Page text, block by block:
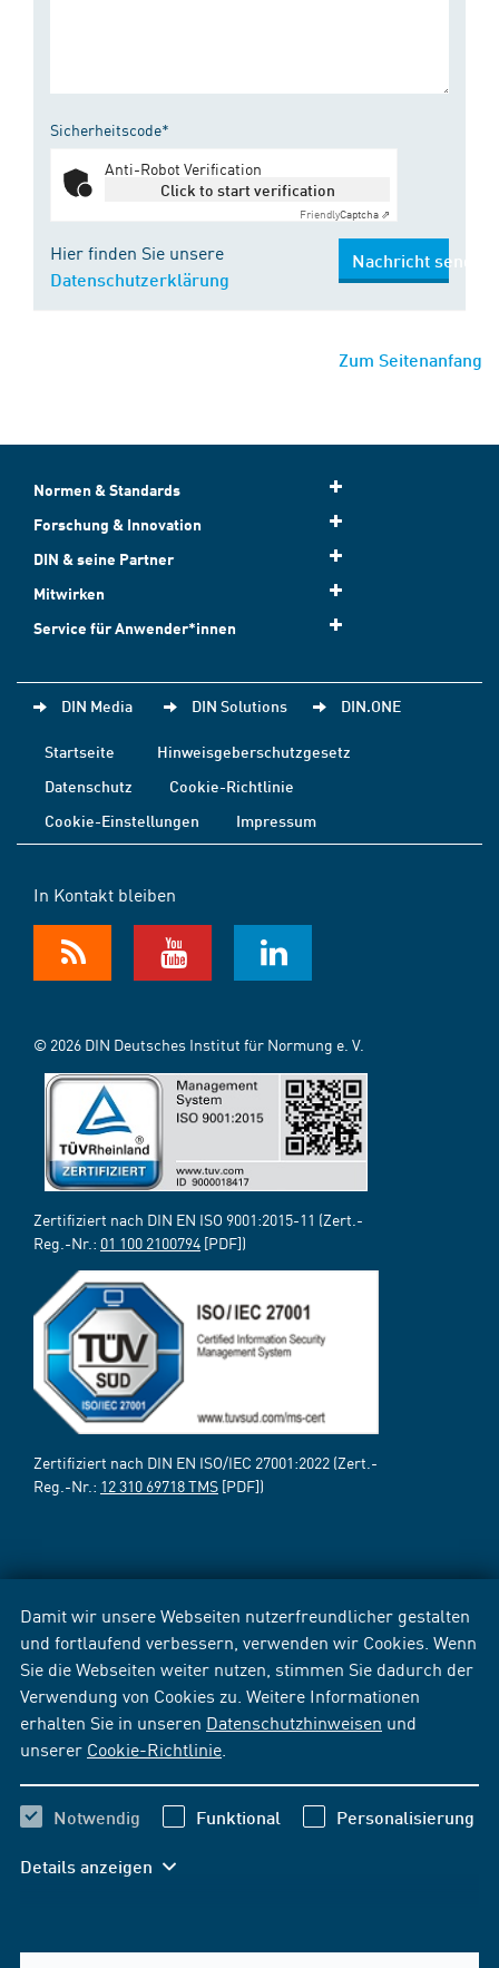
Damit wir unsere Webseiten nutzerfreundlicher gestalten
und fortlaufend verbessern, verwenden wir Cookies. Wenn
Sie die Webseiten weiter nutzen, stimmen Sie dadurch der
Verwendung von Cookies zu. Weitere Informationen
erhalten Sie in unseren Datenschutzhinweisen und
unserer Cookie-Richtlinie
Notwendig Funktional Personalisierung
Details anzeigen
Sicherheitscode*
Anti-Robot Verification
Click to start verification
FriendlyCaptcha ⇗
Hier finden Sie unsere
Datenschutzerklärung
Nachricht senden
Zum Seitenanfang
Normen & Standards
Forschung & Innovation
DIN & seine Partner
Mitwirken
Service für Anwender*innen
DIN Media DIN Solutions DIN.ONE
Startseite
Hinweisgeberschutzgesetz
Datenschutz
Cookie-Richtlinie
Cookie-Einstellungen
Impressum
In Kontakt bleiben
© 2026 DIN Deutsches Institut für Normung e. V.
Zertifiziert nach DIN EN ISO 9001:2015-11 (Zert.-
Reg.-Nr.: 01 100 2100794 [PDF])
Zertifiziert nach DIN EN ISO/IEC 27001:2022 (Zert.-
Reg.-Nr.: 12 310 69718 TMS [PDF])